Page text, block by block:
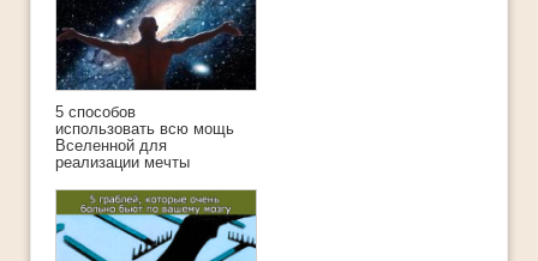
5 способов
использовать всю мощь
Вселенной для
реализации мечты